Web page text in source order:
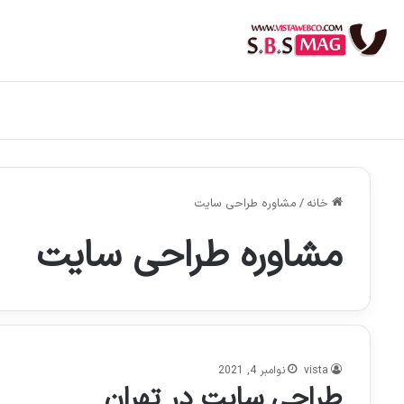
خانه / مشاوره طراحی سایت
مشاوره طراحی سایت
vista نوامبر 4, 2021